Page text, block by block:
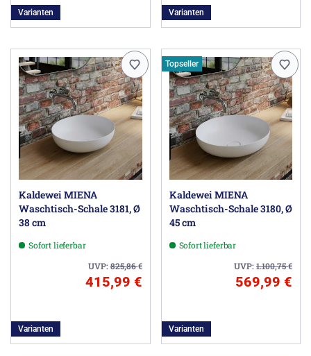
Varianten Varianten
Kaldewei MIENA
Waschtisch-Schale 3181, Ø
38 cm
Sofort lieferbar
UVP:825,86€
415,99 €
Varianten
Topseller
Kaldewei MIENA
Waschtisch-Schale 3180, Ø
45 cm
Sofort lieferbar
UVP:1.100,75€
569,99 €
Varianten